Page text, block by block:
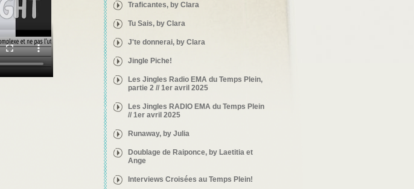
Traficantes, by Clara
Tu Sais, by Clara
J'te donnerai, by Clara
Jingle Piche!
Les Jingles Radio EMA du Temps Plein,
partie 2 // 1er avril 2025
Les Jingles RADIO EMA du Temps Plein
// 1er avril 2025
Runaway, by Julia
Doublage de Raiponce, by Laetitia et
Ange
Interviews Croisées au Temps Plein!